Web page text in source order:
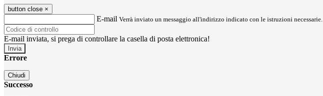
button close ×
E-mail Verrà inviato un messaggio all'indirizzo indicato con le istruzioni necessarie.
E-mail inviata, si prega di controllare la casella di posta elettronica!
Errore
Chiudi
Successo